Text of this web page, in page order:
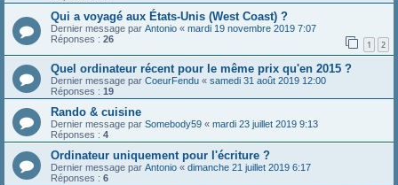
Qui a voyagé aux États-Unis (West Coast) ?
Dernier message par Antonio « mardi 19 novembre 2019 7:07
Réponses : 26 1 2
Quel ordinateur récent pour le même prix qu'en 2015 ?
Dernier message par CoeurFendu « samedi 31 août 2019 12:00
Réponses : 19
Rando & cuisine
Dernier message par Somebody59 « mardi 23 juillet 2019 9:13
Réponses : 4
Ordinateur uniquement pour l'écriture ?
Dernier message par Antonio « dimanche 21 juillet 2019 6:17
Réponses : 6